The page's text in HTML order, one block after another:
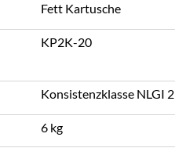
Fett Kartusche
KP2K-20
Konsistenzklasse NLGI 2
6 kg